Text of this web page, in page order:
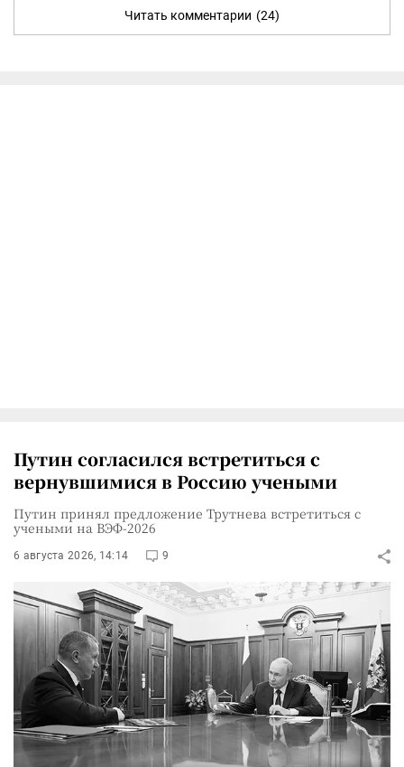
Читать комментарии (24)
Путин согласился встретиться с
вернувшимися в Россию учеными
Путин принял предложение Трутнева встретиться с
учеными на ВЭФ-2026
6 августа 2026, 14:14 9